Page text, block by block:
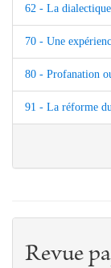
62 - La
70 - Une
80 - Profanation
91 - La réforme
Revue